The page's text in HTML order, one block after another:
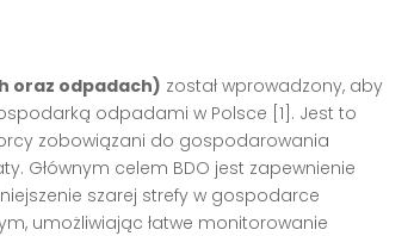
oraz odpadach) został wprowadzony, aby
odpadami w Polsce [1]. Jest to
zobowiązani do gospodarowania
Głównym celem BDO jest zapewnienie
szarej strefy w gospodarce
umożliwiając łatwe monitorowanie